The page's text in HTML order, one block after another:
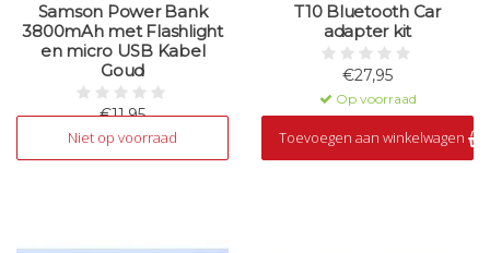
Samson Power Bank
3800mAh met Flashlight
en micro USB Kabel
Goud
€11,95
Niet op voorraad
Niet op voorraad
T10 Bluetooth Car
adapter kit
€27,95
Op voorraad
Toevoegen aan winkelwagen